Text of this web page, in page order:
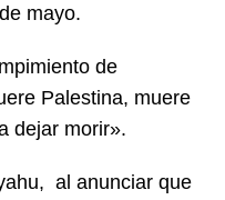
mayo.
de
Palestina, muere
dejar morir».
al anunciar que